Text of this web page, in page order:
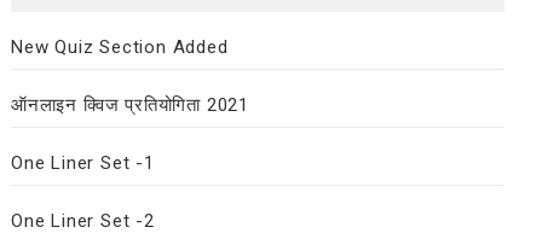
New Quiz Section Added
ऑनलाइन क्विज प्रतियोगिता 2021
One Liner Set -1
One Liner Set -2